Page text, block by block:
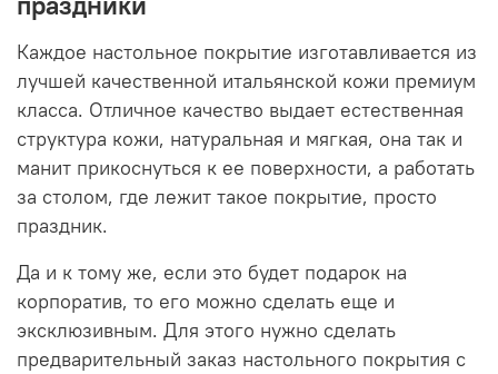
Каждое настольное покрытие изготавливается из
лучшей качественной итальянской кожи премиум
класса. Отличное качество выдает естественная
структура кожи, натуральная и мягкая, она так и
манит прикоснуться к ее поверхности, а работать
за столом, где лежит такое покрытие, просто
праздник.
Да и к тому же, если это будет подарок на
корпоратив, то его можно сделать еще и
эксклюзивным. Для этого нужно сделать
предварительный заказ настольного покрытия с